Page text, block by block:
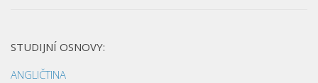
STUDIJNÍ OSNOVY:
ANGLIČTINA